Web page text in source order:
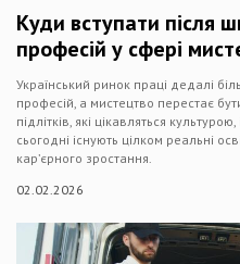
Куди вступати після
професій у сфері
Український ринок праці дедалі
професій, а мистецтво перестає
підлітків, які цікавляться
сьогодні існують цілком реальні
кар’єрного зростання.
02.02.2026